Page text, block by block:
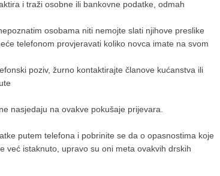
i traži osobne ili bankovne podatke, odmah
osobama niti nemojte slati njihove preslike
telefonom provjeravati koliko novca imate na svom
poziv, žurno kontaktirajte članove kućanstva ili
nasjedaju na ovakve pokušaje prijevara.
putem telefona i pobrinite se da o opasnostima koje
već istaknuto, upravo su oni meta ovakvih drskih